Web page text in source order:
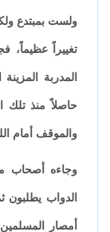
ولست بمبتدع
تغييراً عظيماً،
المدربة
حاصلاً منذ تلك
والموقف أمام
وجاءه أصحاب
الدواب يطلبون
أمصار